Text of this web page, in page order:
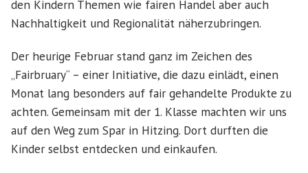
den Kindern Themen wie fairen Handel aber auch
Nachhaltigkeit und Regionalität näherzubringen.
Der heurige Februar stand ganz im Zeichen des
„Fairbruary“ – einer Initiative, die dazu einlädt, einen
Monat lang besonders auf fair gehandelte Produkte zu
achten. Gemeinsam mit der 1. Klasse machten wir uns
auf den Weg zum Spar in Hitzing. Dort durften die
Kinder selbst entdecken und einkaufen.